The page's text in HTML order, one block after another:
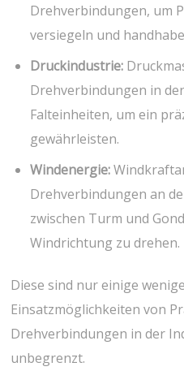
Drehverbindungen, um
versiegeln und
Druckindustrie:
Drehverbindungen in
Falteinheiten, um ein
gewährleisten.
Windenergie:
Drehverbindungen an
zwischen Turm und
Windrichtung zu drehen.
Diese sind nur einige
Einsatzmöglichkeiten von
Drehverbindungen in der
unbegrenzt.